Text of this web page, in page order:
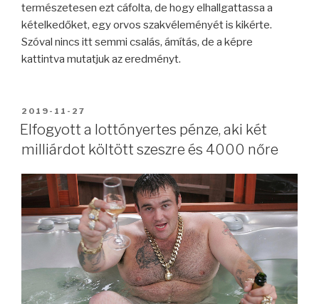
természetesen ezt cáfolta, de hogy elhallgattassa a
kételkedőket, egy orvos szakvéleményét is kikérte.
Szóval nincs itt semmi csalás, ámítás, de a képre
kattintva mutatjuk az eredményt.
BEKÜLDVE:
2019-11-27
Elfogyott a lottónyertes pénze, aki két
milliárdot költött szeszre és 4000 nőre